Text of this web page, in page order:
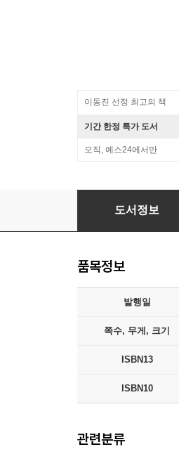
이동진 선정 최고의 책
기간 한정 특가 도서
오직, 예스24에서만
고독을 잃어버린 시간
도서정보
품목정보
발행일
쪽수, 무게, 크기
ISBN13
ISBN10
관련분류